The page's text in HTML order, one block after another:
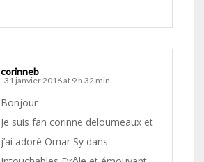
corinneb
31 janvier 2016 at 9 h 32 min
Bonjour
Je suis fan corinne deloumeaux et
j’ai adoré Omar Sy dans